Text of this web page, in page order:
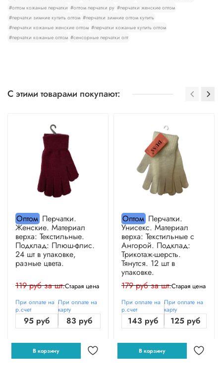
#оптом кожаные перчатки #оптом перчатки ру #перчатки женские оптом
#перчатки зимние купить оптом #перчатки зимние оптом купить
#перчатки кожаные женские оптом #перчатки кожаные купить оптом
#перчатки кожаные оптом #сенсорные перчатки опт
С этими товарами покупают:
ОптомПерчатки.
Женские. Материал
верха: Текстильные.
Подклад: Плюш-флис.
24 шт в упаковке,
разные цвета.
119 руб за шт.Старая цена
При оплате на
р.счет
95 руб
При оплате на
карту
83 руб
В корзину
ОптомПерчатки.
Унисекс. Материал
верха: Текстильные с
Ангорой. Подклад:
Трикотаж-шерсть.
Тянутся. 12 шт в
упаковке.
179 руб за шт.Старая цена
При оплате на
р.счет
143 руб
При оплате на
карту
125 руб
В корзину